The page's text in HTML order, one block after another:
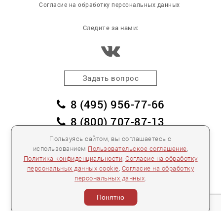
Пользуясь сайтом, вы соглашаетесь с
использованием Пользовательское соглашение
Политика конфиденциальности Согласие на обработку
персональных данных cookie Согласие на обработку
персональных данных
Понятно
Согласие на обработку персональных данных
Следите за нами:
Задать вопрос
8 (495) 956-77-66
8 (800) 707-87-13
заказать обратный звонок
пл. Победы, дом 2, корпус 2
Для спецификаций и предложений:info@mebelclub.ru
Выставленные на данном сайте предложения
публичной офертой не являются.
Количество товара ограничено.
2026 «Интерьерный салон №1» Все права